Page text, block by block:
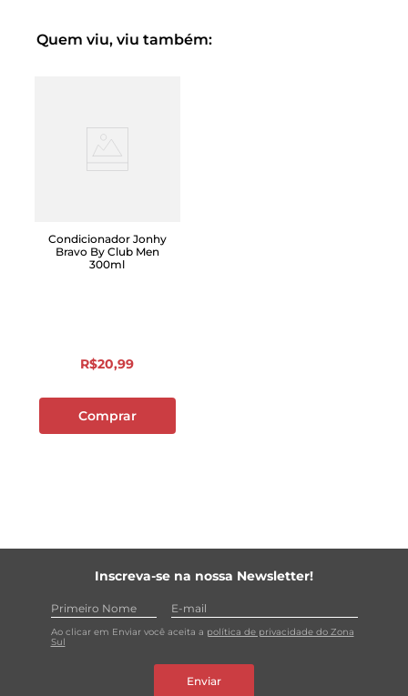
Quem viu, viu também:
Condicionador Jonhy
Bravo By Club Men
300ml
R$20,99
Comprar
Inscreva-se na nossa Newsletter!
Ao clicar em Enviar você aceita a política de privacidade do Zona
Sul
Enviar